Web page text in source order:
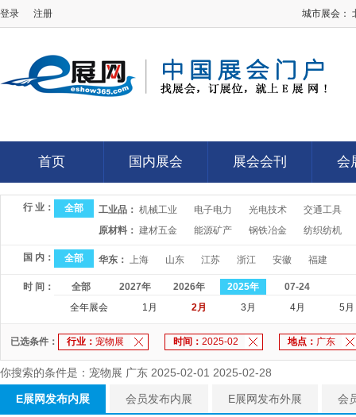
登录 注册 城市展会：
首页
首页
国内展会
国内展会
展会会刊
展会会刊
会
会
行 业： 全部 工业品： 机械工业 电子电力 光电技术
交通工具
原材料： 建材五金 能源矿产 钢铁冶金 纺织纺机
国 内： 全部 华东： 上海 山东 江苏 浙江 安徽 福建
时 间： 全部 2027年 2026年 2025年
07-24
全年展会
1月 2月 3月 4月 5月
已选条件： 行业： 宠物展 时间： 2025-02 地点： 广东
你搜索的条件是：宠物展 广东 2025-02-01 2025-02-28
E展网发布内展 会员发布内展 E展网发布外展 会